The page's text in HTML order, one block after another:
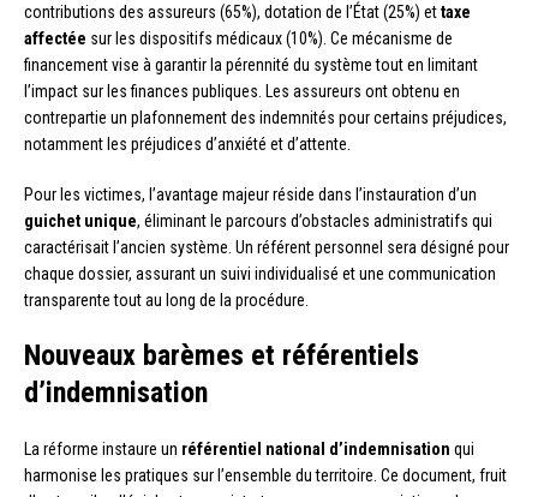
contributions des assureurs (65%), dotation de l’État (25%) ettaxe
affectée sur les dispositifs médicaux (10%). Ce mécanisme de
financement vise à garantir la pérennité du système tout en limitant
l’impact sur les finances publiques. Les assureurs ont obtenu en
contrepartie un plafonnement des indemnités pour certains préjudices,
notamment les préjudices d’anxiété et d’attente.
Pour les victimes, l’avantage majeur réside dans l’instauration d’un
guichet unique, éliminant le parcours d’obstacles administratifs qui
caractérisait l’ancien système. Un référent personnel sera désigné pour
chaque dossier, assurant un suivi individualisé et une communication
transparente tout au long de la procédure.
Nouveaux barèmes et référentiels
d’indemnisation
La réforme instaure un référentiel national d’indemnisation qui
harmonise les pratiques sur l’ensemble du territoire. Ce document, fruit